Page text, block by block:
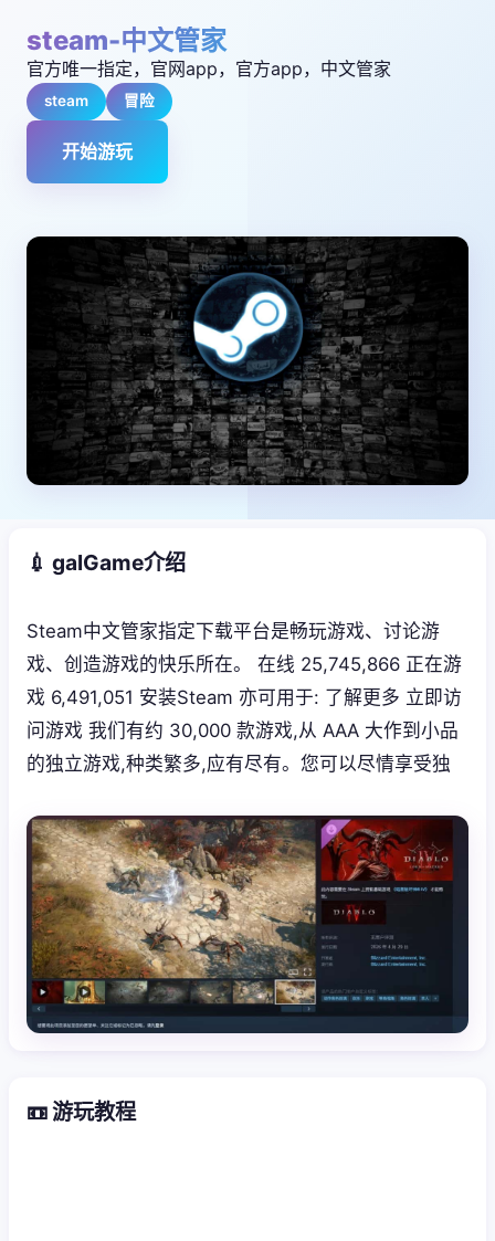
steam-中文管家
官方唯一指定，官网app，官方app，中文管家
steam 冒险
开始游玩
💉 galGame介绍
Steam中文管家指定下载平台是畅玩游戏、讨论游
戏、创造游戏的快乐所在。 在线 25,745,866 正在游
戏 6,491,051 安装Steam 亦可用于: 了解更多 立即访
问游戏 我们有约 30,000 款游戏,从 AAA 大作到小品
的独立游戏,种类繁多,应有尽有。您可以尽情享受独
📼 游玩教程